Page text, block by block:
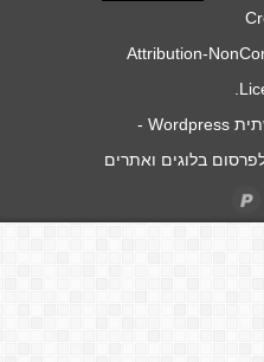
Attribution-
Wordpress
-
בלוגים ואתרים